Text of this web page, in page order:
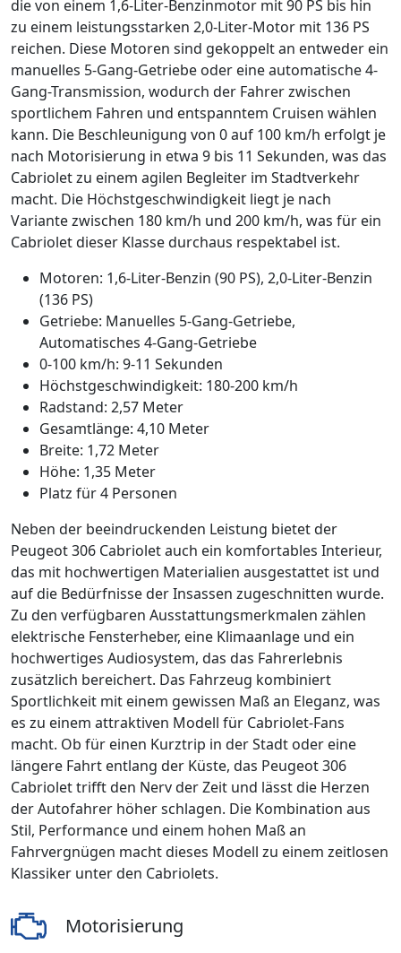
die von einem 1,6-Liter-Benzinmotor mit 90 PS bis hin
zu einem leistungsstarken 2,0-Liter-Motor mit 136 PS
reichen. Diese Motoren sind gekoppelt an entweder ein
manuelles 5-Gang-Getriebe oder eine automatische 4-
Gang-Transmission, wodurch der Fahrer zwischen
sportlichem Fahren und entspanntem Cruisen wählen
kann. Die Beschleunigung von 0 auf 100 km/h erfolgt je
nach Motorisierung in etwa 9 bis 11 Sekunden, was das
Cabriolet zu einem agilen Begleiter im Stadtverkehr
macht. Die Höchstgeschwindigkeit liegt je nach
Variante zwischen 180 km/h und 200 km/h, was für ein
Cabriolet dieser Klasse durchaus respektabel ist.
Motoren: 1,6-Liter-Benzin (90 PS), 2,0-Liter-Benzin
(136 PS)
Getriebe: Manuelles 5-Gang-Getriebe,
Automatisches 4-Gang-Getriebe
0-100 km/h: 9-11 Sekunden
Höchstgeschwindigkeit: 180-200 km/h
Radstand: 2,57 Meter
Gesamtlänge: 4,10 Meter
Breite: 1,72 Meter
Höhe: 1,35 Meter
Platz für 4 Personen
Neben der beeindruckenden Leistung bietet der
Peugeot 306 Cabriolet auch ein komfortables Interieur,
das mit hochwertigen Materialien ausgestattet ist und
auf die Bedürfnisse der Insassen zugeschnitten wurde.
Zu den verfügbaren Ausstattungsmerkmalen zählen
elektrische Fensterheber, eine Klimaanlage und ein
hochwertiges Audiosystem, das das Fahrerlebnis
zusätzlich bereichert. Das Fahrzeug kombiniert
Sportlichkeit mit einem gewissen Maß an Eleganz, was
es zu einem attraktiven Modell für Cabriolet-Fans
macht. Ob für einen Kurztrip in der Stadt oder eine
längere Fahrt entlang der Küste, das Peugeot 306
Cabriolet trifft den Nerv der Zeit und lässt die Herzen
der Autofahrer höher schlagen. Die Kombination aus
Stil, Performance und einem hohen Maß an
Fahrvergnügen macht dieses Modell zu einem zeitlosen
Klassiker unter den Cabriolets.
Motorisierung